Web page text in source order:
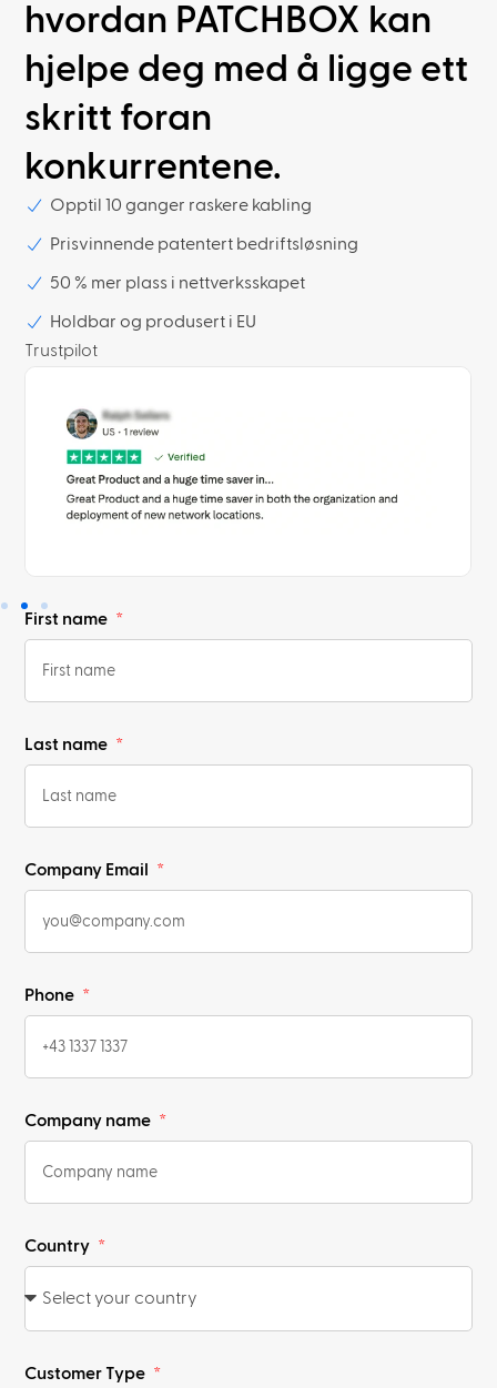
hvordan PATCHBOX kan
hjelpe deg med å ligge ett
skritt foran
konkurrentene.
Opptil 10 ganger raskere kabling
Prisvinnende patentert bedriftsløsning
50 % mer plass i nettverksskapet
Holdbar og produsert i EU
Trustpilot
First name
Last name
Company Email
Phone
Company name
Country
Customer Type